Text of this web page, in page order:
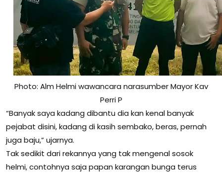
Photo: Alm Helmi wawancara narasumber Mayor Kav
Perri P
“Banyak saya kadang dibantu dia kan kenal banyak
pejabat disini, kadang di kasih sembako, beras, pernah
juga baju,” ujarnya.
Tak sedikit dari rekannya yang tak mengenal sosok
helmi, contohnya saja papan karangan bunga terus